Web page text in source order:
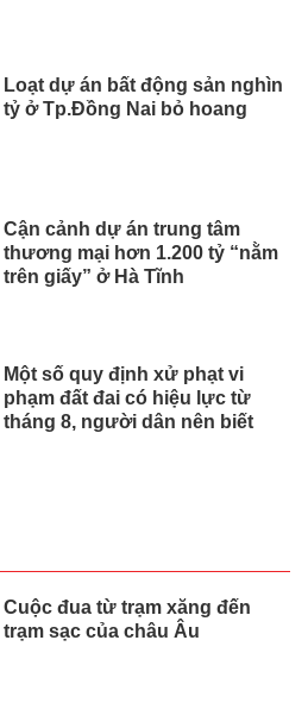
Loạt dự án bất động sản nghìn
tỷ ở Tp.Đồng Nai bỏ hoang
Cận cảnh dự án trung tâm
thương mại hơn 1.200 tỷ “nằm
trên giấy” ở Hà Tĩnh
Một số quy định xử phạt vi
phạm đất đai có hiệu lực từ
tháng 8, người dân nên biết
Cuộc đua từ trạm xăng đến
trạm sạc của châu Âu